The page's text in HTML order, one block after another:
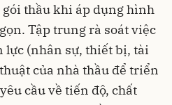
thầu khi áp dụng hình
Tập trung rà soát việc
lực (nhân sự, thiết bị, tài
của nhà thầu để triển
cầu về tiến độ, chất